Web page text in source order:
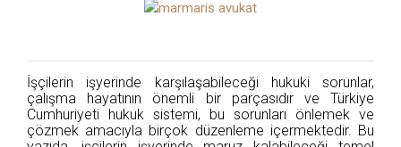
İşçilerin işyerinde karşılaşabileceği hukuki sorunlar,
çalışma hayatının önemli bir parçasıdır ve Türkiye
Cumhuriyeti hukuk sistemi, bu sorunları önlemek ve
çözmek amacıyla birçok düzenleme içermektedir. Bu